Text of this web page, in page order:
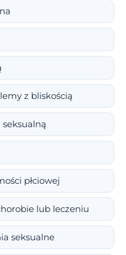
z bliskością
płciowej
lub leczeniu
seksualne